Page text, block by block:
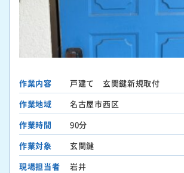
作業内容
戸建て 玄関鍵新規取付
作業地域
名古屋市西区
作業時間
90分
作業対象
玄関鍵
現場担当者
岩井